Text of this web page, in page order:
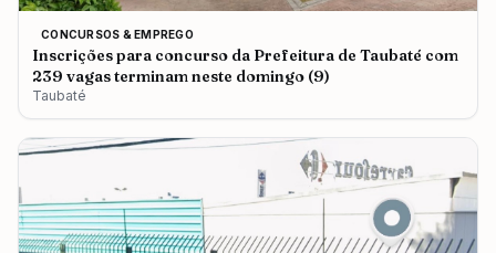
CONCURSOS & EMPREGO
Inscrições para concurso da Prefeitura de Taubaté com
239 vagas terminam neste domingo (9)
Taubaté